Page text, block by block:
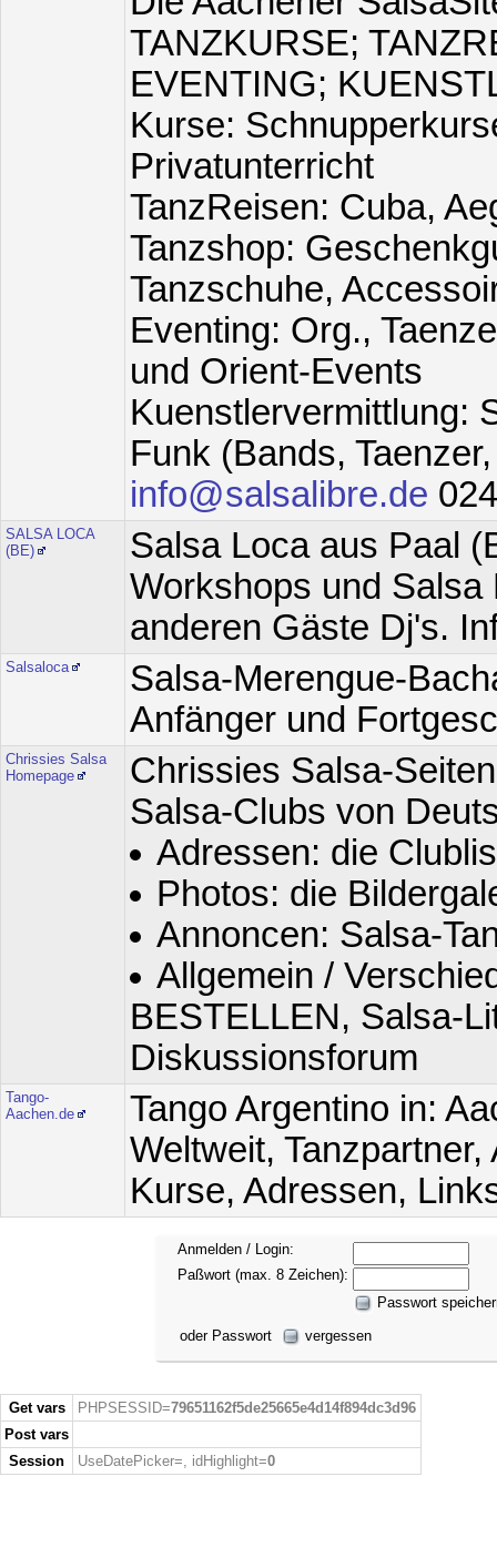
TANZKURSE;
EVENTING;
Kurse:
Privatunterricht
TanzReisen: Cuba,
Tanzshop:
Tanzschuhe,
Eventing: Org.,
und Orient-Events
Kuenstlervermittlung:
Funk (Bands,
info@salsalibre.de
SALSA LOCA
(BE)
Salsa Loca aus Paal
Workshops und
anderen Gäste Dj's.
Salsaloca
Salsa-Merengue-
Anfänger und
Chrissies Salsa
Homepage
Chrissies Salsa-
Salsa-Clubs von
Adressen: die
Photos: die
Annoncen: Salsa-
Allgemein /
BESTELLEN, Salsa-
Diskussionsforum
Tango-
Aachen.de
Tango Argentino in:
Weltweit,
Kurse, Adressen,
Anmelden / Login:
Paßwort (max. 8 Zeichen):
Passwort
oder Passwort
vergessen
Get vars PHPSESSID=79651162f5de25665e4d14f894dc3d96
Post vars
Session
UseDatePicker=, idHighlight=0